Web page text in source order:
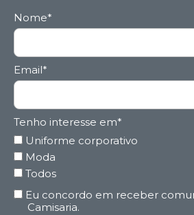
Nome*
Email*
Tenho interesse em*
Uniforme corporativo
Moda
Todos
Eu concordo em receber
Camisaria.